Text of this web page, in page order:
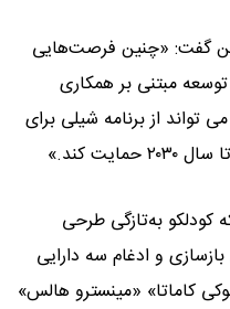
گفت: «چنین فرصت‌هایی
مبتنی بر همکاری
از برنامه شیلی برای
کودلکو به‌تازگی طرحی
دلار برای بازسازی و ادغام سه دارایی
کاماتا» «مینسترو هالس»